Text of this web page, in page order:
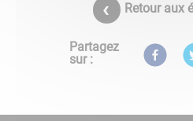
Retour aux
Partagez
sur :